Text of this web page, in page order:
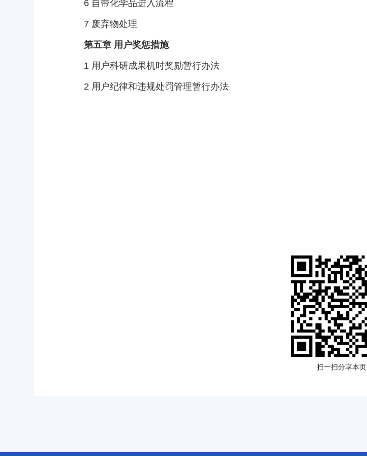
6 自带化学品进入流程
7 废弃物处理
第五章 用户奖惩措施
1 用户科研成果机时奖励暂行办法
2 用户纪律和违规处罚管理暂行办法
扫一扫分享本页